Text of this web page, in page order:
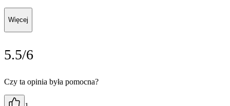
Więcej
5.5/6
Czy ta opinia była pomocna?